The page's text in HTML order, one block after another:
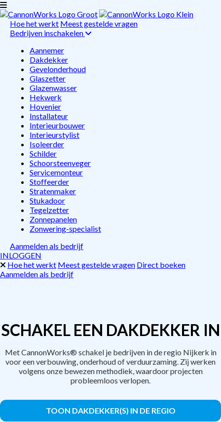
Hoe het werkt Meest gestelde vragen
Bedrijven inschakelen
Aannemer
Dakdekker
Gevelonderhoud
Glaszetter
Glazenwasser
Hekwerk
Hovenier
Installateur
Interieurbouwer
Interieurstylist
Isoleerder
Schilder
Schoorsteenveger
Servicemonteur
Stoffeerder
Stratenmaker
Stukadoor
Tegelzetter
Zonnepanelen
Zonwering-specialist
Aanmelden als bedrijf
INLOGGEN
Hoe het werkt Meest gestelde vragen Direct boeken
Aanmelden als bedrijf
SCHAKEL EEN DAKDEKKER IN
Met CannonWorks® schakel je bedrijven in de regio Nijkerk in
voor een verbouwing, onderhoud of verduurzaming. Zij werken
volgens onze bewezen methodiek, waardoor projecten
probleemloos verlopen.
TOON DAKDEKKER(S) IN DE REGIO